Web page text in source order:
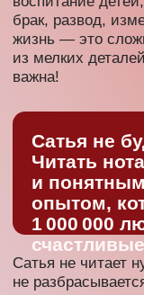
Почему
всё
Казалось бы, очень
отношения. Мы ведь всю
видим разный опыт,
И считаем себя
Почему же, когда дело
куда-то улетучивается?